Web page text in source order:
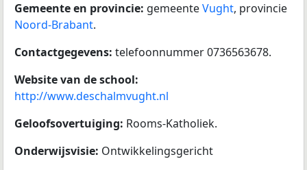
Gemeente en provincie: gemeenteVught, provincie
Noord-Brabant.
Contactgegevens: telefoonnummer 0736563678.
Website van de school:
http://www.deschalmvught.nl
Geloofsovertuiging: Rooms-Katholiek.
Onderwijsvisie: Ontwikkelingsgericht